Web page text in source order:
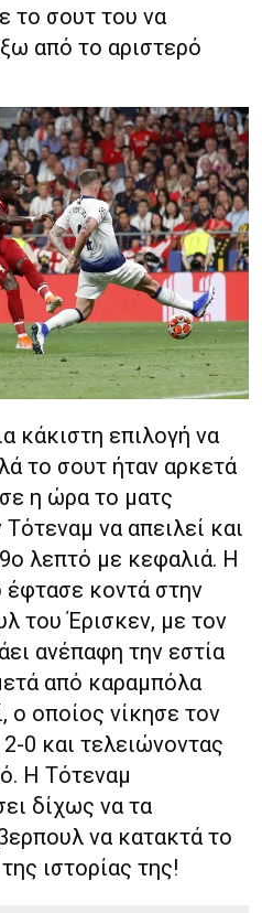
το σουτ του να
από το αριστερό
κάκιστη επιλογή να
το σουτ ήταν αρκετά
η ώρα το ματς
να απειλεί και
λεπτό με κεφαλιά. Η
κοντά στην
του Έρισκεν, με τον
ανέπαφη την εστία
από καραμπόλα
ο οποίος νίκησε τον
0 και τελειώνοντας
Η Τότεναμ
δίχως να τα
να κατακτά το
ιστορίας της!